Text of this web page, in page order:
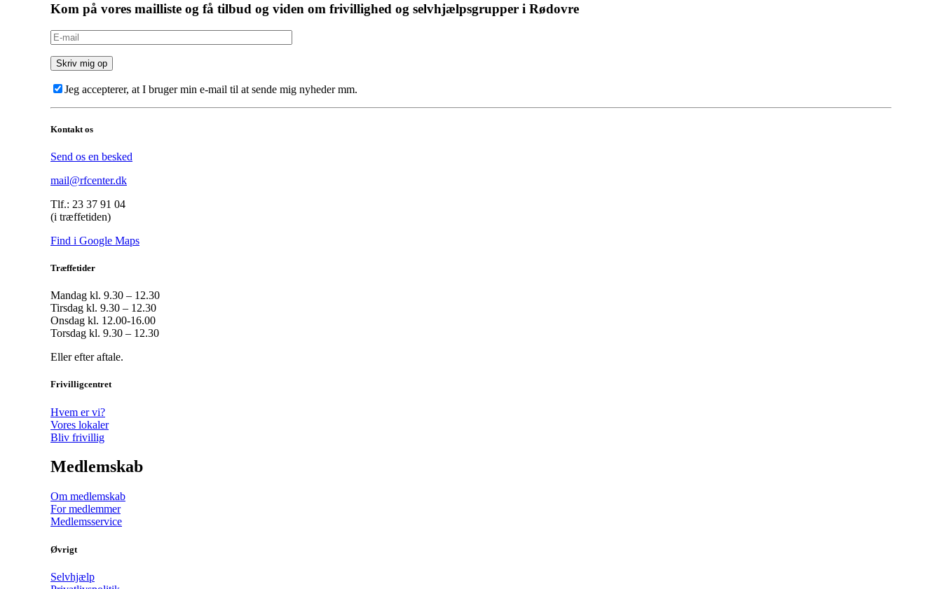
Kom på vores mailliste og få tilbud og viden om frivillighed og selvhjælpsgrupper i Rødovre
Jeg accepterer, at I bruger min e-mail til at sende mig nyheder mm.
Kontakt os
Send os en besked
mail@rfcenter.dk
Tlf.: 23 37 91 04
(i træffetiden)
Find i Google Maps
Træffetider
Mandag kl. 9.30 – 12.30
Tirsdag kl. 9.30 – 12.30
Onsdag kl. 12.00-16.00
Torsdag kl. 9.30 – 12.30
Eller efter aftale.
Frivilligcentret
Hvem er vi?
Vores lokaler
Bliv frivillig
Medlemskab
Om medlemskab
For medlemmer
Medlemsservice
Øvrigt
Selvhjælp